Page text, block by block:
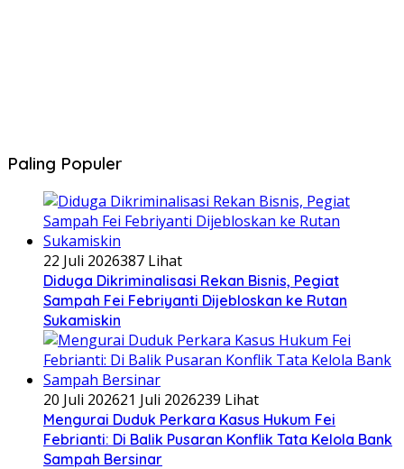
Paling Populer
22 Juli 2026387 Lihat
Diduga Dikriminalisasi Rekan Bisnis, Pegiat
Sampah Fei Febriyanti Dijebloskan ke Rutan
Sukamiskin
20 Juli 202621 Juli 2026239 Lihat
​Mengurai Duduk Perkara Kasus Hukum Fei
Febrianti: Di Balik Pusaran Konflik Tata Kelola Bank
Sampah Bersinar